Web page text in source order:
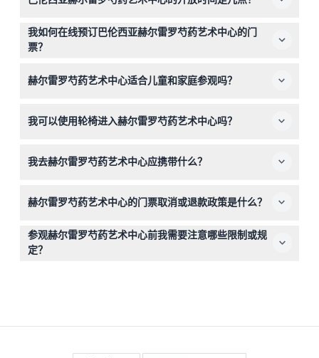
艺术中心周二至周六开放时间为上午10:00至晚上8:00，周
日为上午10:00至下午2:00。周一及某些节假日闭馆。（开
放时间可能有变——请在预订时确认。）
我如何在线预订巴伦西亚赫尔雷罗芍药艺术中心的门
票？
偏好的日期和票种即可。
赫尔雷罗芍药艺术中心适合儿童和家庭参观吗？
同。大型家庭在确认资格后可享受优惠票价。
我可以使用轮椅进入赫尔雷罗芍药艺术中心吗？
适参观。
我去赫尔雷罗芍药艺术中心应携带什么？
自助音频导览，享受自主参观体验。
赫尔雷罗芍药艺术中心的门票取消或退款政策是什么？
门票一经购买不予退款且不可取消，请确保在预订的日期和
时间使用。
参观赫尔雷罗芍药艺术中心前我需要注意哪些限制或规
定？